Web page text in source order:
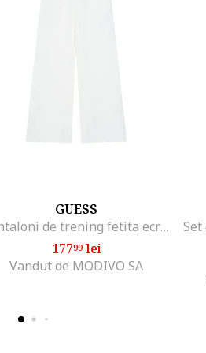
GUESS
Pantaloni de trening fetita ecru,
17799lei
Vandut de MODIVO SA